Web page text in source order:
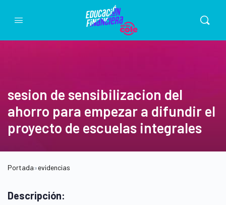
sesion de sensibilizacion del
ahorro para empezar a difundir el
proyecto de escuelas integrales
Portada»evidencias
Descripción: